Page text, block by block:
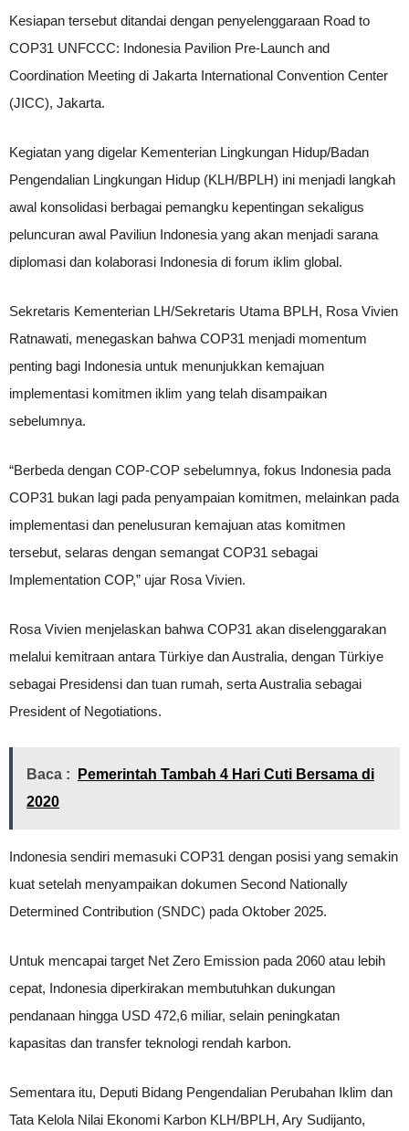
Kesiapan tersebut ditandai dengan penyelenggaraan Road to
COP31 UNFCCC: Indonesia Pavilion Pre-Launch and
Coordination Meeting di Jakarta International Convention Center
(JICC), Jakarta.
Kegiatan yang digelar Kementerian Lingkungan Hidup/Badan
Pengendalian Lingkungan Hidup (KLH/BPLH) ini menjadi langkah
awal konsolidasi berbagai pemangku kepentingan sekaligus
peluncuran awal Paviliun Indonesia yang akan menjadi sarana
diplomasi dan kolaborasi Indonesia di forum iklim global.
Sekretaris Kementerian LH/Sekretaris Utama BPLH, Rosa Vivien
Ratnawati, menegaskan bahwa COP31 menjadi momentum
penting bagi Indonesia untuk menunjukkan kemajuan
implementasi komitmen iklim yang telah disampaikan
sebelumnya.
“Berbeda dengan COP-COP sebelumnya, fokus Indonesia pada
COP31 bukan lagi pada penyampaian komitmen, melainkan pada
implementasi dan penelusuran kemajuan atas komitmen
tersebut, selaras dengan semangat COP31 sebagai
Implementation COP,” ujar Rosa Vivien.
Rosa Vivien menjelaskan bahwa COP31 akan diselenggarakan
melalui kemitraan antara Türkiye dan Australia, dengan Türkiye
sebagai Presidensi dan tuan rumah, serta Australia sebagai
President of Negotiations.
Baca :
Pemerintah Tambah 4 Hari Cuti Bersama di
2020
Indonesia sendiri memasuki COP31 dengan posisi yang semakin
kuat setelah menyampaikan dokumen Second Nationally
Determined Contribution (SNDC) pada Oktober 2025.
Untuk mencapai target Net Zero Emission pada 2060 atau lebih
cepat, Indonesia diperkirakan membutuhkan dukungan
pendanaan hingga USD 472,6 miliar, selain peningkatan
kapasitas dan transfer teknologi rendah karbon.
Sementara itu, Deputi Bidang Pengendalian Perubahan Iklim dan
Tata Kelola Nilai Ekonomi Karbon KLH/BPLH, Ary Sudijanto,